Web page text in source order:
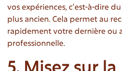
vos expériences, c’est-à-dire
plus ancien. Cela permet au
rapidement votre dernière ou
professionnelle.
5. Misez sur la